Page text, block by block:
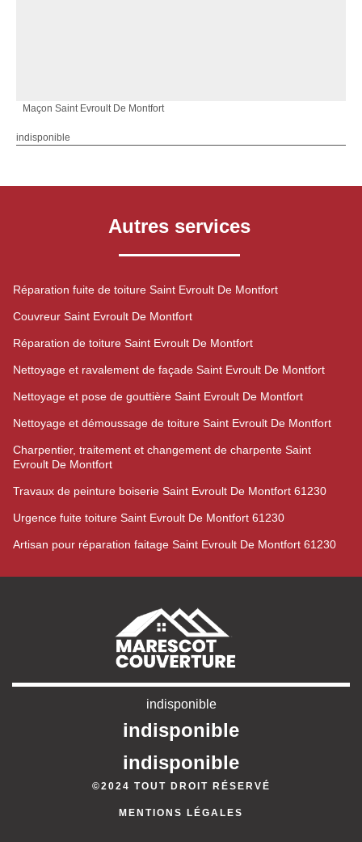
Maçon Saint Evroult De Montfort
indisponible
Autres services
Réparation fuite de toiture Saint Evroult De Montfort
Couvreur Saint Evroult De Montfort
Réparation de toiture Saint Evroult De Montfort
Nettoyage et ravalement de façade Saint Evroult De Montfort
Nettoyage et pose de gouttière Saint Evroult De Montfort
Nettoyage et démoussage de toiture Saint Evroult De Montfort
Charpentier, traitement et changement de charpente Saint
Evroult De Montfort
Travaux de peinture boiserie Saint Evroult De Montfort 61230
Urgence fuite toiture Saint Evroult De Montfort 61230
Artisan pour réparation faitage Saint Evroult De Montfort 61230
indisponible
indisponible
indisponible
©2024 TOUT DROIT RÉSERVÉ
MENTIONS LÉGALES